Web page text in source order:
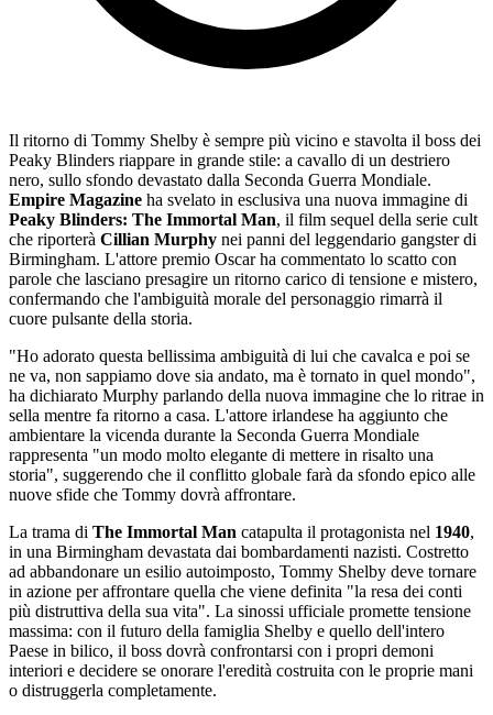
Il ritorno di Tommy Shelby è sempre più vicino e stavolta il boss dei
Peaky Blinders riappare in grande stile: a cavallo di un destriero
nero, sullo sfondo devastato dalla Seconda Guerra Mondiale.
Empire Magazine ha svelato in esclusiva una nuova immagine di
Peaky Blinders: The Immortal Man, il film sequel della serie cult
che riporterà Cillian Murphy nei panni del leggendario gangster di
Birmingham. L'attore premio Oscar ha commentato lo scatto con
parole che lasciano presagire un ritorno carico di tensione e mistero,
confermando che l'ambiguità morale del personaggio rimarrà il
cuore pulsante della storia.
"Ho adorato questa bellissima ambiguità di lui che cavalca e poi se
ne va, non sappiamo dove sia andato, ma è tornato in quel mondo",
ha dichiarato Murphy parlando della nuova immagine che lo ritrae in
sella mentre fa ritorno a casa. L'attore irlandese ha aggiunto che
ambientare la vicenda durante la Seconda Guerra Mondiale
rappresenta "un modo molto elegante di mettere in risalto una
storia", suggerendo che il conflitto globale farà da sfondo epico alle
nuove sfide che Tommy dovrà affrontare.
La trama di The Immortal Man catapulta il protagonista nel 1940,
in una Birmingham devastata dai bombardamenti nazisti. Costretto
ad abbandonare un esilio autoimposto, Tommy Shelby deve tornare
in azione per affrontare quella che viene definita "la resa dei conti
più distruttiva della sua vita". La sinossi ufficiale promette tensione
massima: con il futuro della famiglia Shelby e quello dell'intero
Paese in bilico, il boss dovrà confrontarsi con i propri demoni
interiori e decidere se onorare l'eredità costruita con le proprie mani
o distruggerla completamente.